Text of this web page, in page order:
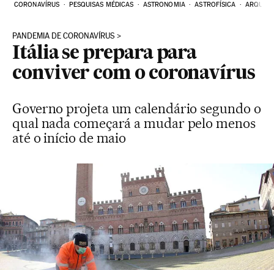
CORONAVÍRUS PESQUISAS MÉDICAS ASTRONOMIA ASTROFÍSICA
PANDEMIA DE CORONAVÍRUS
Itália se prepara para
conviver com o coronavírus
Governo projeta um calendário segundo o
qual nada começará a mudar pelo menos
até o início de maio